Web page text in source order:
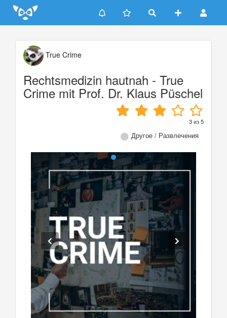
Update cookies preferences
True Crime
Rechtsmedizin hautnah - True
Crime mit Prof. Dr. Klaus Püschel
3из5
Другое / Развлечения